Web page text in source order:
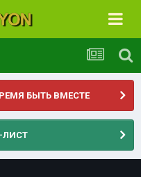
БЫТЬ ВМЕСТЕ
ЛИСТ